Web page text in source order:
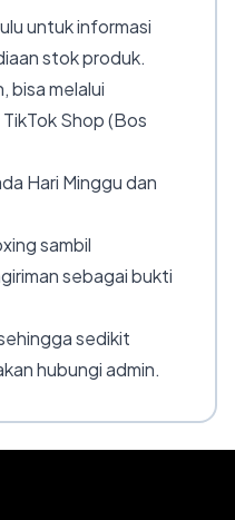
untuk informasi
stok produk.
bisa melalui
Shop (Bos
Hari Minggu dan
sambil
sebagai bukti
sedikit
hubungi admin.